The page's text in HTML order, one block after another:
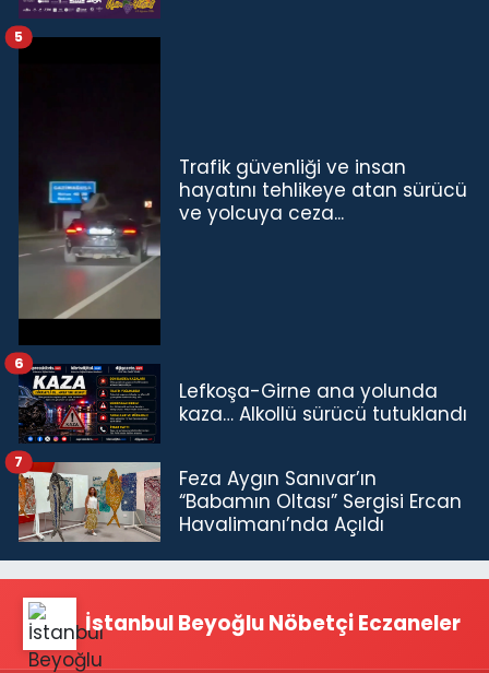
Trafik güvenliği ve insan
hayatını tehlikeye atan sürücü
ve yolcuya ceza...
5
Lefkoşa-Girne ana yolunda
kaza… Alkollü sürücü tutuklandı
6
Feza Aygın Sanıvar’ın
“Babamın Oltası” Sergisi Ercan
Havalimanı’nda Açıldı
7
İstanbul Beyoğlu Nöbetçi Eczaneler